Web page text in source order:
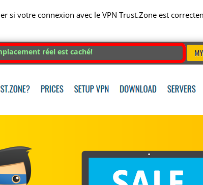
si votre connexion avec le VPN Trust.Zone est
réel est caché!